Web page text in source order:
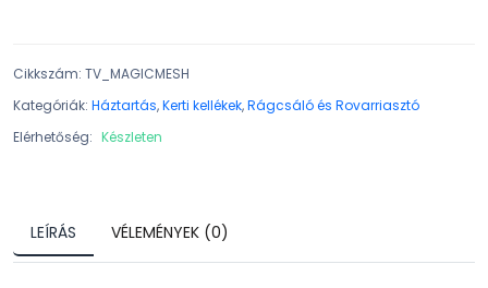
Cikkszám: TV_MAGICMESH
Kategóriák: Háztartás,Kerti kellékek,Rágcsáló és Rovarriasztó
Elérhetőség: Készleten
LEÍRÁS VÉLEMÉNYEK (0)